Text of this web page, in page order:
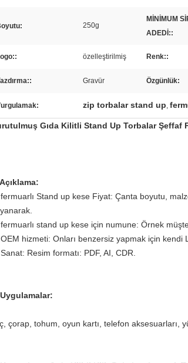
250g
MİNİMUM
ADEDİ::
özelleştirilmiş Renk::
Gravür Özgünlük:
zip torbalar stand up,
Gıda Kilitli Stand Up Torbalar Şeffaf
Stand up kese Fiyat: Çanta boyutu,
stand up kese için numune: Örnek
hizmeti: Onları benzersiz yapmak için kendi
Resim formatı: PDF, AI, CDR.
çorap, tohum, oyun kartı, telefon aksesuarları,